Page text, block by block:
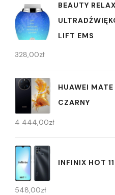
BEAUTY
LIFT EMS
328,00zł
HUAWEI
CZARNY
4 444,00zł
INFINIX HOT
548,00zł